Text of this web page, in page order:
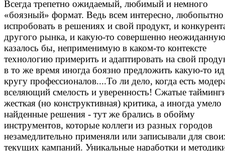
Всегда трепетно ожидаемый, любимый и немного
«боязный» формат. Ведь всем интересно, любопытно
испробовать в решениях и свой продукт, и
другого рынка, и какую-то совершенно
казалось бы, неприменимую в каком-то контексте
технологию примерить и адаптировать на свой
в то же время иногда боязно предложить какую-то
кругу профессионалов....То ли дело, когда есть
вселяющий смелость и уверенность! Сжатые
жесткая (но конструктивная) критика, а иногда умело
найденные решения - тут же брались в обойму
инструментов, которые коллеги из разных городов
незамедлительно применяли или записывали для
текущих кампаний. Уникальные наработки и